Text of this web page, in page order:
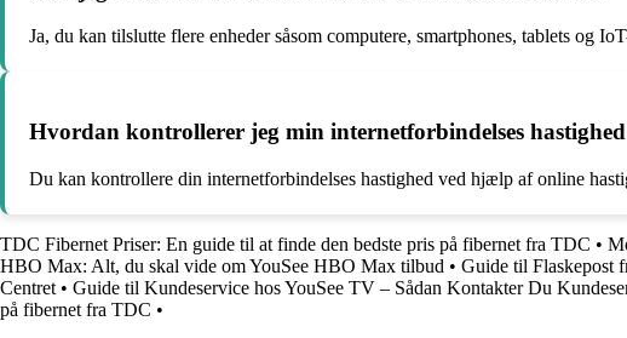
Ja, du kan tilslutte flere enheder såsom computere, smartphones, tablets og
Hvordan kontrollerer jeg min internetforbindelses
Du kan kontrollere din internetforbindelses hastighed ved hjælp af online
TDC Fibernet Priser: En guide til at finde den bedste pris på fibernet fra TDC •
HBO Max: Alt, du skal vide om YouSee HBO Max tilbud • Guide til Flaskepost
Centret • Guide til Kundeservice hos YouSee TV – Sådan Kontakter Du
på fibernet fra TDC •